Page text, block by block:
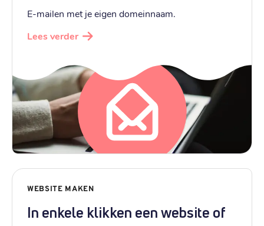
E-mailen met je eigen domeinnaam.
Lees verder
WEBSITE MAKEN
In enkele klikken een website of